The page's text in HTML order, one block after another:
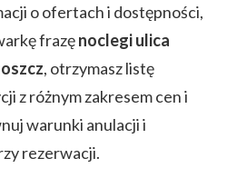
o ofertach i dostępności,
frazęnoclegi ulica
, otrzymasz listę
z różnym zakresem cen i
warunki anulacji i
rezerwacji.